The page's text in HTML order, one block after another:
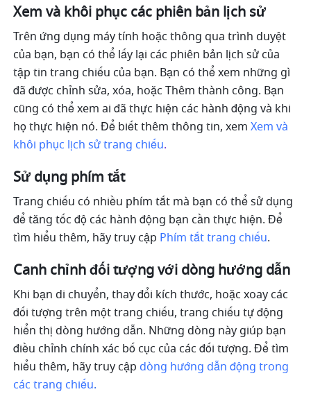
Xem và khôi phục các phiên bản lịch sử
Trên ứng dụng máy tính hoặc thông qua trình duyệt
của bạn, bạn có thể lấy lại các phiên bản lịch sử của
tập tin trang chiếu của bạn. Bạn có thể xem những gì
đã được chỉnh sửa, xóa, hoặc Thêm thành công. Bạn
cũng có thể xem ai đã thực hiện các hành động và khi
họ thực hiện nó. Để biết thêm thông tin, xem Xem và
khôi phục lịch sử trang chiếu.
Sử dụng phím tắt
Trang chiếu có nhiều phím tắt mà bạn có thể sử dụng
để tăng tốc độ các hành động bạn cần thực hiện. Để
tìm hiểu thêm, hãy truy cập Phím tắt trang chiếu.
Canh chỉnh đối tượng với dòng hướng dẫn
Khi bạn di chuyển, thay đổi kích thước, hoặc xoay các
đối tượng trên một trang chiếu, trang chiếu tự động
hiển thị dòng hướng dẫn. Những dòng này giúp bạn
điều chỉnh chính xác bố cục của các đối tượng. Để tìm
hiểu thêm, hãy truy cập dòng hướng dẫn động trong
các trang chiếu.